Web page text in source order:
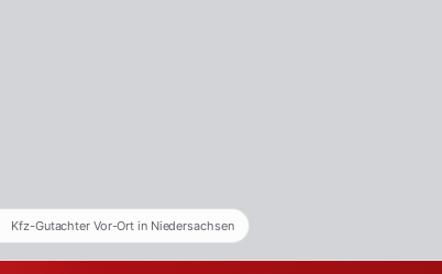
Kfz-Gutachter Vor-Ort in Niedersachsen